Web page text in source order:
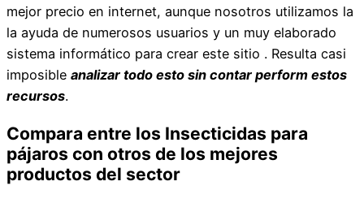
mejor precio en internet, aunque nosotros utilizamos la
la ayuda de numerosos usuarios y un muy elaborado
sistema informático para crear este sitio . Resulta casi
imposible analizar todo esto sin contar perform estos
recursos.
Compara entre los Insecticidas para
pájaros con otros de los mejores
productos del sector